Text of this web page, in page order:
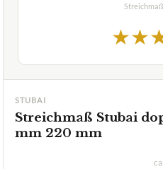
Streichmaß
★★
STUBAI
Streichmaß Stubai
mm 220 mm
ca.